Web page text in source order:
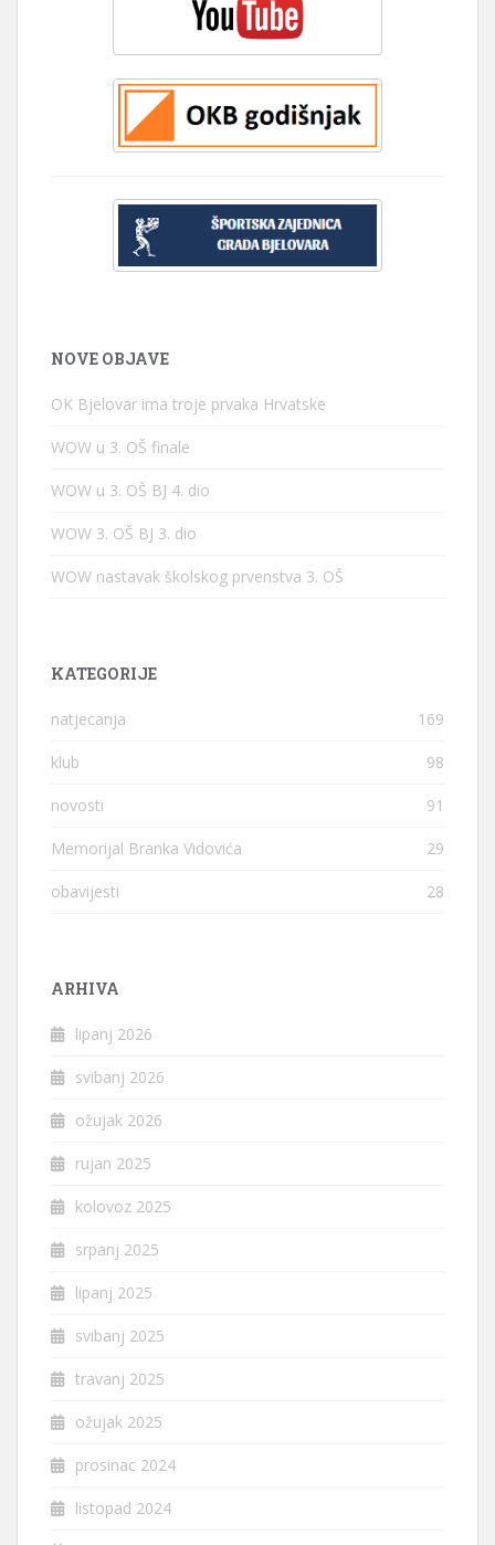
NOVE OBJAVE
OK Bjelovar ima troje prvaka Hrvatske
WOW u 3. OŠ finale
WOW u 3. OŠ BJ 4. dio
WOW 3. OŠ BJ 3. dio
WOW nastavak školskog prvenstva 3. OŠ
KATEGORIJE
natjecanja 169
klub 98
novosti 91
Memorijal Branka Vidovića 29
obavijesti 28
ARHIVA
lipanj 2026
svibanj 2026
ožujak 2026
rujan 2025
kolovoz 2025
srpanj 2025
lipanj 2025
svibanj 2025
travanj 2025
ožujak 2025
prosinac 2024
listopad 2024